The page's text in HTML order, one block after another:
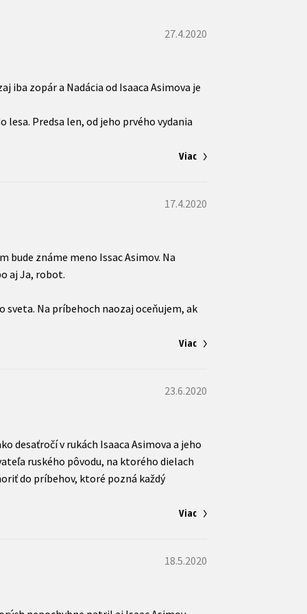
27.4.2020
zopár a Nadácia od Isaaca Asimova je
Predsa len, od jeho prvého vydania
Viac
17.4.2020
bude známe meno Issac Asimov. Na
aj Ja, robot.
sveta. Na príbehoch naozaj oceňujem, ak
Viac
23.6.2020
desaťročí v rukách Isaaca Asimova a jeho
ruského pôvodu, na ktorého dielach
do príbehov, ktoré pozná každý
Viac
18.5.2020